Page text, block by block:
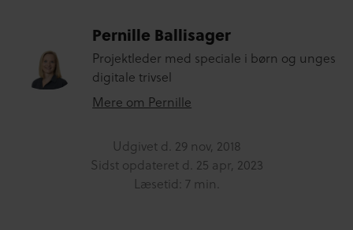
Pernille Ballisager
Projektleder med speciale i børn og unges
digitale trivsel
Mere om Pernille
Udgivet d. 29 nov, 2018
Sidst opdateret d. 25 apr, 2023
Læsetid: 7 min.